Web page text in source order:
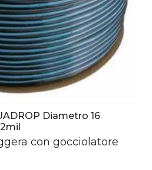
Diametro 16
con gocciolatore